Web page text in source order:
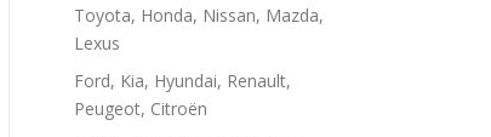
Toyota, Honda, Nissan, Mazda,
Lexus
Ford, Kia, Hyundai, Renault,
Peugeot, Citroën